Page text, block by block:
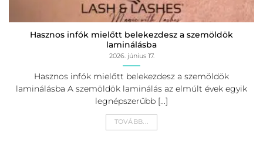
Hasznos infók mielőtt belekezdesz a szemöldök
laminálásba
2026. június 17.
Hasznos infók mielőtt belekezdesz a szemöldök
laminálásba A szemöldök laminálás az elmúlt évek egyik
legnépszerűbb [...]
TOVÁBB...